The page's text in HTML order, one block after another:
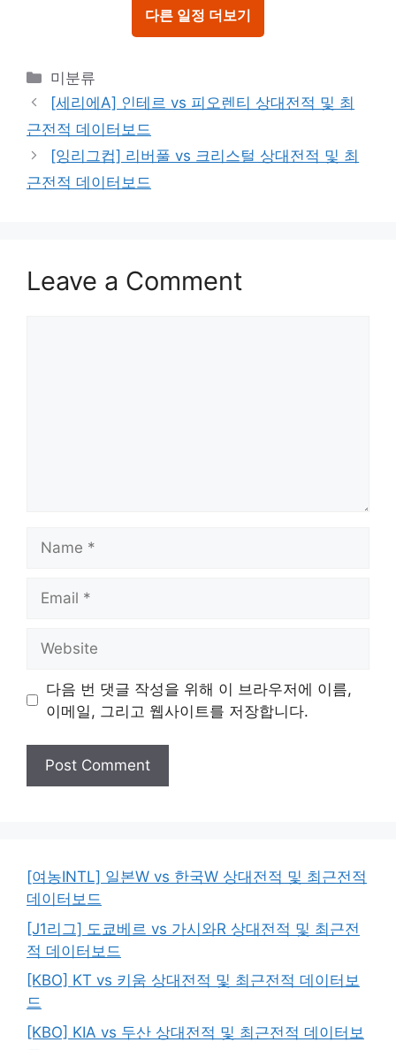
다른 일정 더보기
Categories
미분류
[세리에A] 인테르 vs 피오렌티 상대전적 및 최
근전적 데이터보드
[잉리그컵] 리버풀 vs 크리스털 상대전적 및 최
근전적 데이터보드
Leave a Comment
다음 번 댓글 작성을 위해 이 브라우저에 이름,
이메일, 그리고 웹사이트를 저장합니다.
[여농INTL] 일본W vs 한국W 상대전적 및 최근전적
데이터보드
[J1리그] 도쿄베르 vs 가시와R 상대전적 및 최근전
적 데이터보드
[KBO] KT vs 키움 상대전적 및 최근전적 데이터보
드
[KBO] KIA vs 두산 상대전적 및 최근전적 데이터보